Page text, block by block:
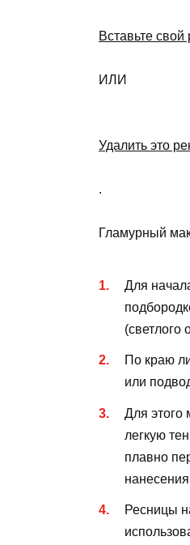
Вставьте
ИЛИ
Удалить это
.
Гламурный
Для
(светлого
По краю
или
Для этого
легкую
плавно
Ресницы